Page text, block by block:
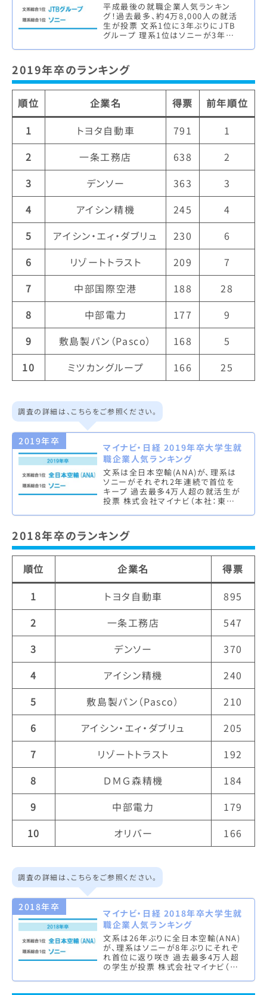
平成最後の就職企業人気ランキン
グ！過去最多、約4万8,000人の就活
生が投票 文系1位に3年ぶりにJTB
グループ 理系1位はソニーが3年連
2019年卒のランキング
順位 企業名 得票
前年順位
1
トヨタ自動車 791
1
2
一条工務店 638
2
3
デンソー 363
3
4
アイシン精機 245
4
5
アイシン・エィ・ダブリュ 230
6
6
リゾートトラスト 209
7
7
中部国際空港 188
28
8
中部電力 177
9
9
敷島製パン（Pasco） 168
5
10
ミツカングループ 166 25
調査の詳細は、こちらをご参照ください。
2019年卒
マイナビ・日経 2019年卒大学生就
職企業人気ランキング
文系は全日本空輸(ANA)が、理系は
ソニーがそれぞれ2年連続で首位を
キープ 過去最多4万人超の就活生が
投票 株式会社マイナビ（本社：東京
2018年卒のランキング
順位 企業名
得票
1
トヨタ自動車
895
2
一条工務店
547
3
デンソー
370
4
アイシン精機
240
5
敷島製パン（Pasco）
210
6
アイシン・エィ・ダブリュ
205
7
リゾートトラスト
192
8
ＤＭＧ森精機
184
9
中部電力
179
10
オリバー 166
調査の詳細は、こちらをご参照ください。
2018年卒
マイナビ・日経 2018年卒大学生就
職企業人気ランキング
文系は26年ぶりに全日本空輸(ANA)
が、理系はソニーが8年ぶりにそれぞ
れ首位に返り咲き 過去最多4万人超
の学生が投票 株式会社マイナビ（本